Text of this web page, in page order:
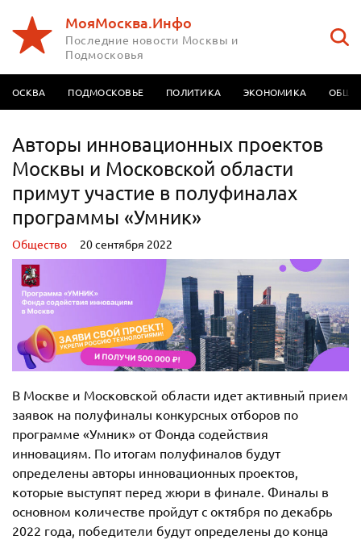
МояМосква.Инфо
Последние новости Москвы и
Подмосковья
МОСКВА ПОДМОСКОВЬЕ ПОЛИТИКА ЭКОНОМИКА
Авторы инновационных проектов
Москвы и Московской области
примут участие в полуфиналах
программы «Умник»
Oбщество 20 сентября 2022
В Москве и Московской области идет активный прием
заявок на полуфиналы конкурсных отборов по
программе «Умник» от Фонда содействия
инновациям. По итогам полуфиналов будут
определены авторы инновационных проектов,
которые выступят перед жюри в финале. Финалы в
основном количестве пройдут с октября по декабрь
2022 года, победители будут определены до конца